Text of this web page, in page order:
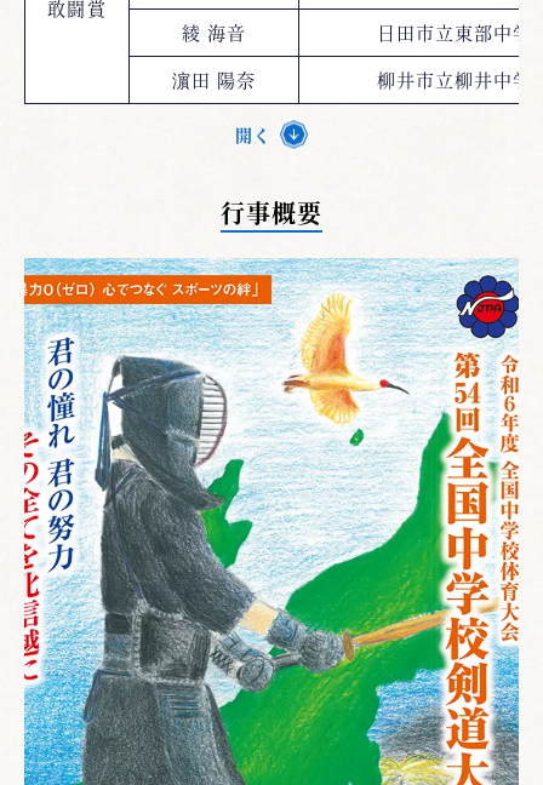
敢闘賞
綾 海音
日田市立東部中学
濵田 陽奈
柳井市立柳井中学
開く
行事概要